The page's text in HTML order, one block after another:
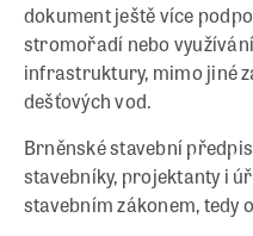
dokument ještě více
stromořadí nebo
infrastruktury, mimo jiné
dešťových vod.
Brněnské stavební
stavebníky, projektanty i
stavebním zákonem, tedy